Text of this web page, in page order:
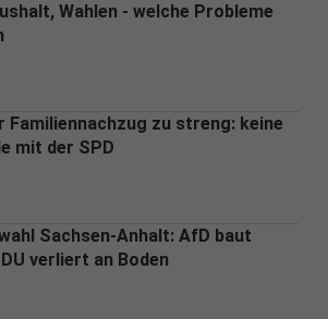
Wahlen - welche Probleme
Familiennachzug zu streng: keine
mit der SPD
Sachsen-Anhalt: AfD baut
verliert an Boden